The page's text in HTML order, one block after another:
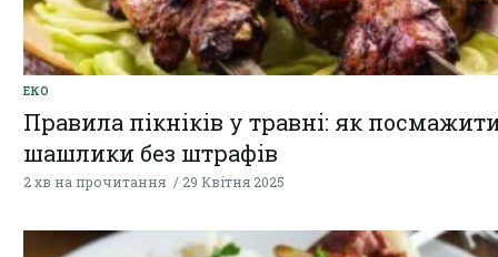
ЕКО
Правила пікніків у травні: як
шашлики без штрафів
2 хв на прочитання 29 Квітня 2025